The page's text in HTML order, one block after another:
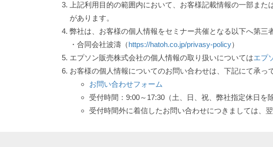
上記利用目的の範囲内において、お客様記載情報の一部ま
があります。
弊社は、お客様の個人情報をセミナー共催となる以下へ第三
・合同会社波濤（https://hatoh.co.jp/privasy-policy）
エプソン販売株式会社の個人情報の取り扱いについてはエプ
お客様の個人情報についてのお問い合わせは、下記にて承っ
お問い合わせフォーム
受付時間：9:00～17:30（土、日、祝、弊社指定休日を除
受付時間外に着信したお問い合わせにつきましては、